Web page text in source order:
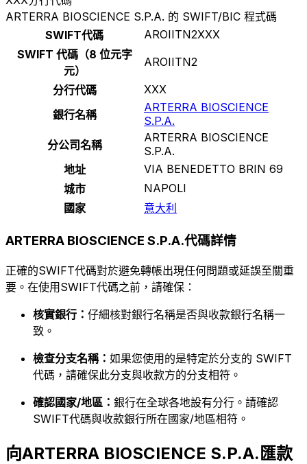
ARTERRA BIOSCIENCE S.P.A. 的 SWIFT/BIC 程式碼
SWIFT代碼
AROIITN2XXX
SWIFT 代碼（8 位元字
元）
AROIITN2
分行代碼
XXX
銀行名稱
ARTERRA BIOSCIENCE
S.P.A.
分公司名稱
ARTERRA BIOSCIENCE
S.P.A.
地址
VIA BENEDETTO BRIN 69
城市
NAPOLI
國家
意大利
ARTERRA BIOSCIENCE S.P.A.代碼詳情
正確的SWIFT代碼對於避免轉帳出現任何問題或延誤至關重
要。在使用SWIFT代碼之前，請確保：
核實銀行： 仔細核對銀行名稱是否與收款銀行名稱一
致。
檢查分支名稱： 如果您使用的是特定於分支的 SWIFT
代碼，請確保此分支與收款方的分支相符。
確認國家/地區： 銀行在全球各地設有分行。請確認
SWIFT代碼與收款銀行所在國家/地區相符。
向ARTERRA BIOSCIENCE S.P.A.匯款